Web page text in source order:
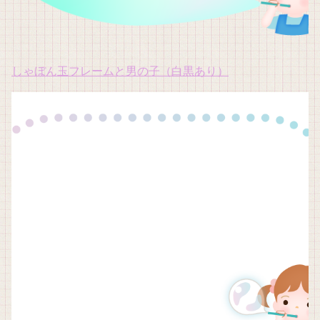
しゃぼん玉フレームと男の子（白黒あり）